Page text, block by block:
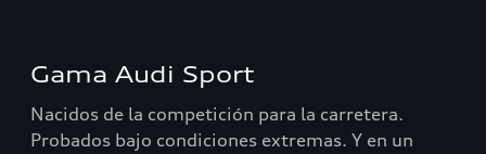
Gama Audi Sport
Nacidos de la competición para la carretera.
Probados bajo condiciones extremas. Y en un